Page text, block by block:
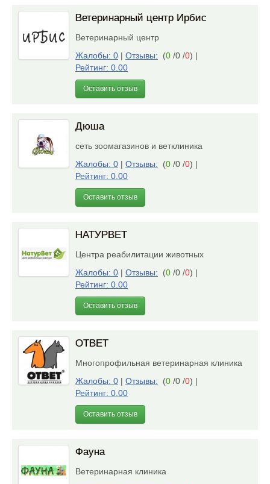
Ветеринарный центр Ирбис
Ветеринарный центр
Жалобы: 0 | Отзывы: (0 /0 /0) |
Рейтинг: 0.00
Оставить отзыв
Дюша
сеть зоомагазинов и ветклиника
Жалобы: 0 | Отзывы: (0 /0 /0) |
Рейтинг: 0.00
Оставить отзыв
НАТУРВЕТ
Центра реабилитации животных
Жалобы: 0 | Отзывы: (0 /0 /0) |
Рейтинг: 0.00
Оставить отзыв
ОТВЕТ
Многопрофильная ветеринарная клиника
Жалобы: 0 | Отзывы: (0 /0 /0) |
Рейтинг: 0.00
Оставить отзыв
Фауна
Ветеринарная клиника